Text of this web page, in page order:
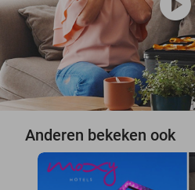
Anderen bekeken ook